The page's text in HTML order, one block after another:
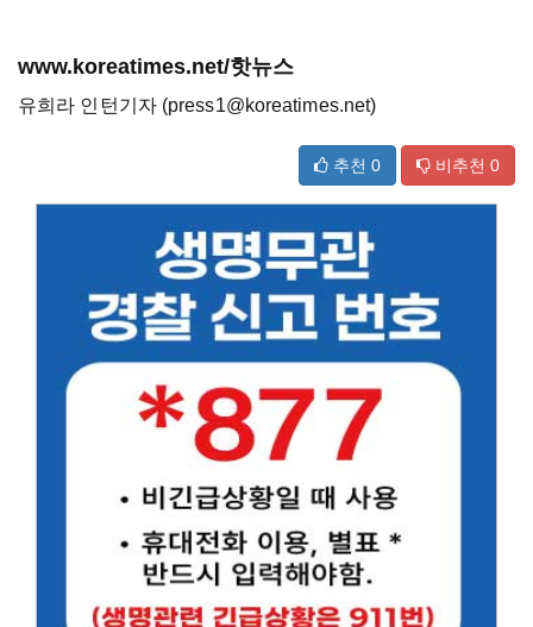
www.koreatimes.net/핫뉴스
유희라 인턴기자 (press1@koreatimes.net)
추천 0 비추천 0